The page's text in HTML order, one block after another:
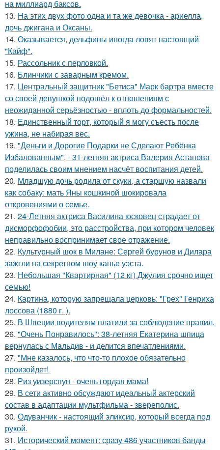
на миллиард баксов.
13. На этих двух фото одна и та же девочка - ариелла,
дочь джигана и Оксаны.
14. Оказывается, дельфины иногда ловят настоящий
"Кайф".
15. Рассольник с перловкой.
16. Блинчики с заварным кремом.
17. Центральный защитник "Бетиса" Марк бартра вместе
со своей девушкой подошёл к отношениям с
неожиданной серьёзностью - вплоть до формальностей.
18. Единственный торт, который я могу съесть после
ужина, не набирая вес.
19. "Деньги и Дорогие Подарки не Сделают Ребёнка
Избалованным", - 31-летняя актриса Валерия Астапова
поделилась своим мнением насчёт воспитания детей.
20. Младшую дочь родила от скуки, а старшую назвали
как собаку: мать Яны кошкиной шокировала
откровениями о семье.
21. 24-Летняя актриса Василина юсковец страдает от
дисморфофобии, это расстройства, при котором человек
неправильно воспринимает свое отражение.
22. Культурный шок в Милане: Сергей бурунов и Дилара
зажгли на секретном шоу канье уэста.
23. Небольшая "Квартирная" (12 кг) Джулия срочно ищет
семью!
24. Картина, которую запрещала церковь: "Грех" Генриха
лоссова (1880 г. ).
25. В Швеции водителям платили за соблюдение правил.
26. "Очень Понравилось": 38-летняя Екатерина шпица
вернулась с Мальдив - и делится впечатлениями.
27. "Мне казалось, что что-то плохое обязательно
произойдет!
28. Риз уизерспун - очень гордая мама!
29. В сети активно обсуждают идеальный актерский
состав в адаптации мультфильма - звереполис.
30. Одуванчик - настоящий эликсир, который всегда под
рукой.
31. Исторический момент: сразу 486 участников банды